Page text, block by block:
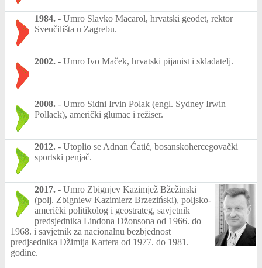
1984. - Umro Slavko Macarol, hrvatski geodet, rektor
Sveučilišta u Zagrebu.
2002. - Umro Ivo Maček, hrvatski pijanist i skladatelj.
2008. - Umro Sidni Irvin Polak (engl. Sydney Irwin
Pollack), američki glumac i režiser.
2012. - Utoplio se Adnan Ćatić, bosanskohercegovački
sportski penjač.
2017. - Umro Zbignjev Kazimjež Bžežinski
(polj. Zbigniew Kazimierz Brzeziński), poljsko-
američki politikolog i geostrateg, savjetnik
predsjednika Lindona Džonsona od 1966. do
1968. i savjetnik za nacionalnu bezbjednost
predjsednika Džimija Kartera od 1977. do 1981.
godine.